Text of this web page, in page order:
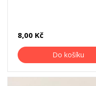
8,00 Kč
Do košíku